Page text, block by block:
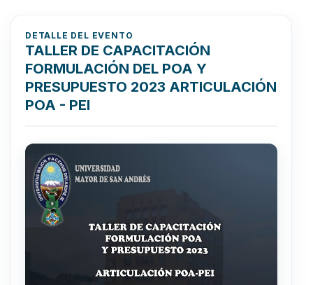
DETALLE DEL EVENTO
TALLER DE CAPACITACIÓN
FORMULACIÓN DEL POA Y
PRESUPUESTO 2023 ARTICULACIÓN
POA - PEI